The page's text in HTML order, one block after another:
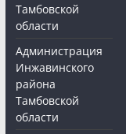
Тамбовской
области
Администрация
Инжавинского
района
Тамбовской
области